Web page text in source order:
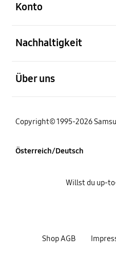
Konto
Nachhaltigkeit
Über uns
Copyright© 1995-2026
Österreich/Deutsch
Shop AGB
Willst du up-